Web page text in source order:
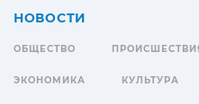
НОВОСТИ
ОБЩЕСТВО
ЭКОНОМИКА КУЛЬТУРА